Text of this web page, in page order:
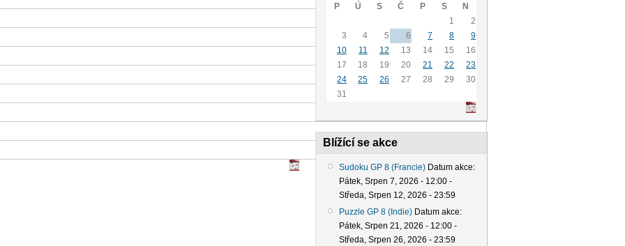
P Ú S Č P S
N
1
2
3
4 5 6 7 8
9
10
11 12 13 14 15
16
17
18 19 20 21 22
23
24
25 26 27 28 29
30
31
Blížící se akce
Sudoku GP 8 (Francie) Datum akce:
Pátek, Srpen 7, 2026 - 12:00 -
Středa, Srpen 12, 2026 - 23:59
Puzzle GP 8 (Indie) Datum akce:
Pátek, Srpen 21, 2026 - 12:00 -
Středa, Srpen 26, 2026 - 23:59